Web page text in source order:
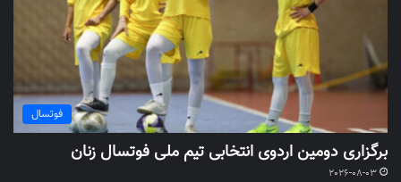
فوتسال
برگزاری دومین اردوی انتخابی تیم ملی فوتسال زنان
2026-08-03